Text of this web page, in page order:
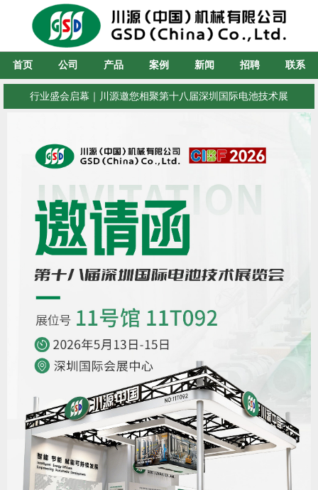
首页 公司 产品 案例 新闻 招聘 联系
行业盛会启幕｜川源邀您相聚第十八届深圳国际电池技术展